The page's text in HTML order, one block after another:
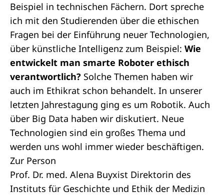
Beispiel in technischen Fächern. Dort spreche
ich mit den Studierenden über die ethischen
Fragen bei der Einführung neuer Technologien,
über künstliche Intelligenz zum Beispiel: Wie
entwickelt man smarte Roboter ethisch
verantwortlich? Solche Themen haben wir
auch im Ethikrat schon behandelt. In unserer
letzten Jahrestagung ging es um Robotik. Auch
über Big Data haben wir diskutiert. Neue
Technologien sind ein großes Thema und
werden uns wohl immer wieder beschäftigen.
Zur Person
Prof. Dr. med. Alena Buyxist Direktorin des
Instituts für Geschichte und Ethik der Medizin